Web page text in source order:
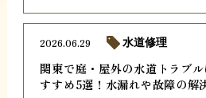
関東で庭・屋外の水道トラブ
すすめ5選！水漏れや故障の解
2026.06.29 水道修理